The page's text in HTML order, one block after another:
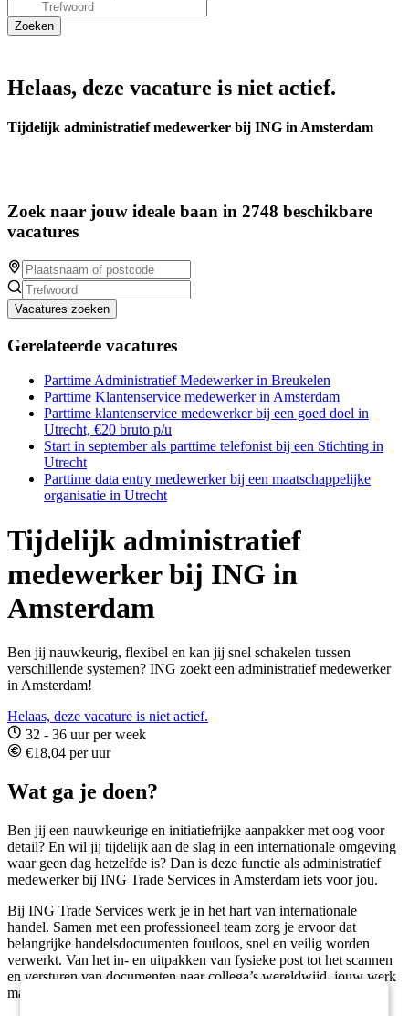
Helaas, deze vacature is niet actief.
Tijdelijk administratief medewerker bij ING in Amsterdam
Zoek naar jouw ideale baan in 2748 beschikbare
vacatures
Vacatures zoeken
Gerelateerde vacatures
Parttime Administratief Medewerker in Breukelen
Parttime Klantenservice medewerker in Amsterdam
Parttime klantenservice medewerker bij een goed doel in
Utrecht, €20 bruto p/u
Start in september als parttime telefonist bij een Stichting in
Utrecht
Parttime data entry medewerker bij een maatschappelijke
organisatie in Utrecht
Tijdelijk administratief
medewerker bij ING in
Amsterdam
Ben jij nauwkeurig, flexibel en kan jij snel schakelen tussen
verschillende systemen? ING zoekt een administratief medewerker
in Amsterdam!
Helaas, deze vacature is niet actief.
32 - 36 uur per week
€18,04 per uur
Wat ga je doen?
Ben jij een nauwkeurige en initiatiefrijke aanpakker met oog voor
detail? En wil jij tijdelijk aan de slag in een internationale omgeving
waar geen dag hetzelfde is? Dan is deze functie als administratief
medewerker bij ING Trade Services in Amsterdam iets voor jou.
Bij ING Trade Services werk je in het hart van internationale
handel. Samen met een professioneel team zorg je ervoor dat
belangrijke handelsdocumenten foutloos, snel en veilig worden
verwerkt. Van het in- en uitpakken van fysieke post tot het scannen
en versturen van documenten naar collega’s wereldwijd, jouw werk
maakt het verschil.